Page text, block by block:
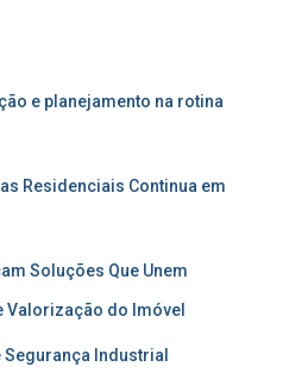
e planejamento na rotina
Residenciais Continua em
Soluções Que Unem
Valorização do Imóvel
Segurança Industrial